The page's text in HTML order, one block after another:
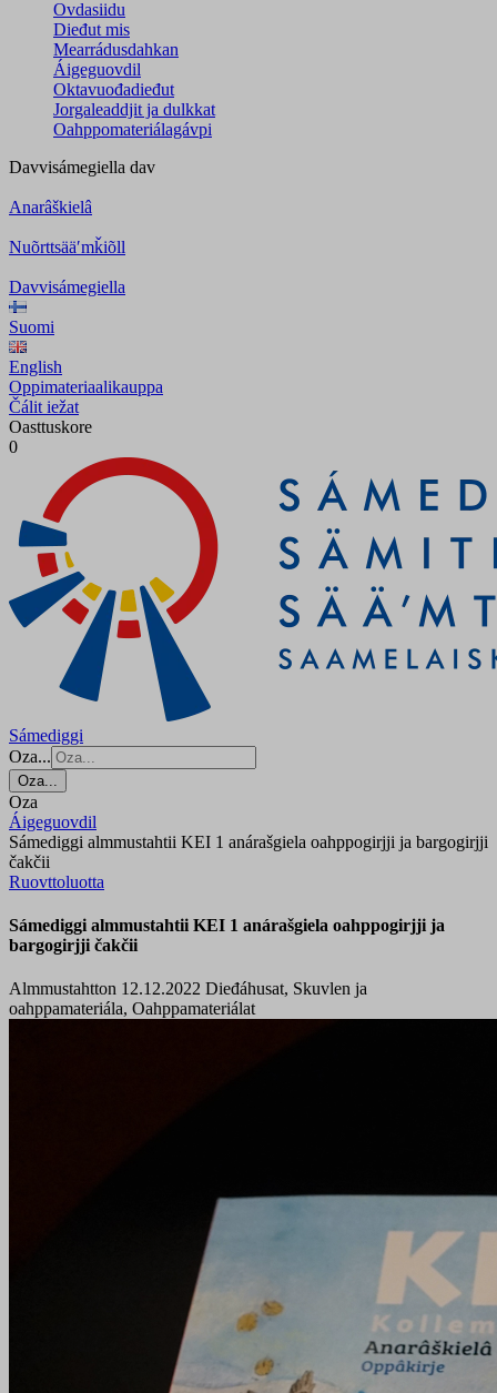
Ovdasiidu
Dieđut mis
Mearrádusdahkan
Áigeguovdil
Oktavuođadieđut
Jorgaleaddjit ja dulkkat
Oahppomateriálagávpi
Davvisámegiella dav
Anarâškielâ
Nuõrttsääʹmǩiõll
Davvisámegiella
Suomi
English
Oppimateriaalikauppa
Čálit iežat
Oasttuskore
0
Sámediggi
Oza...
Oza...
Oza
Áigeguovdil
Sámediggi almmustahtii KEI 1 anárašgiela oahppogirjji ja bargogirjji
čakčii
Ruovttoluotta
Sámediggi almmustahtii KEI 1 anárašgiela oahppogirjji ja
bargogirjji čakčii
Almmustahtton 12.12.2022 Dieđáhusat, Skuvlen ja
oahppamateriála, Oahppamateriálat